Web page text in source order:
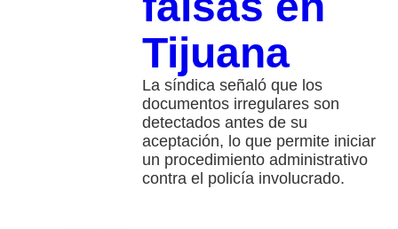
Tijuana
La síndica señaló que los
documentos irregulares son
detectados antes de su
aceptación, lo que permite iniciar
un procedimiento administrativo
contra el policía involucrado.